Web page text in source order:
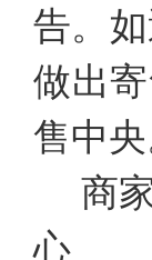
告。
做出
售中央
商
心